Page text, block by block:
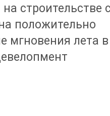
строительстве
положительно
мгновения лета